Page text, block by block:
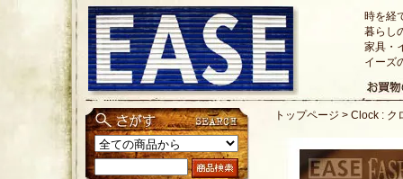
時を経
暮らし
家具・
イーズ
トップページ > Clock : ク